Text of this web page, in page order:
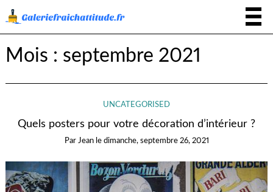
Mois : septembre 2021
UNCATEGORISED
Quels posters pour votre décoration d’intérieur ?
Par Jean le dimanche, septembre 26, 2021